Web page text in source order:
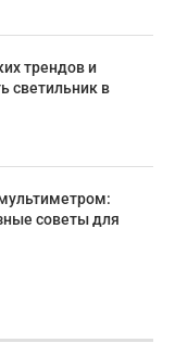
трендов и
светильник в
советы для